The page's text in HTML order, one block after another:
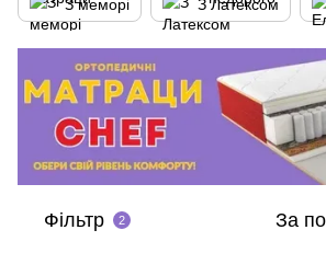
З меморі З Латексом
Фільтр 2 За